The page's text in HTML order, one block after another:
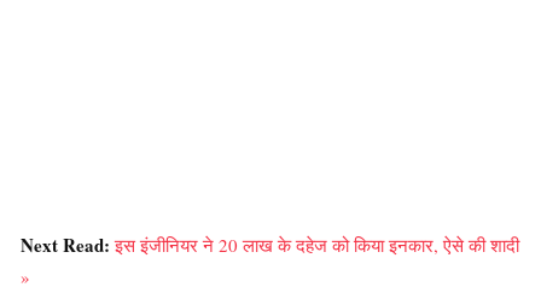
Next Read:इस इंजीनियर ने 20 लाख के दहेज को किया इनकार, ऐसे की शादी
»